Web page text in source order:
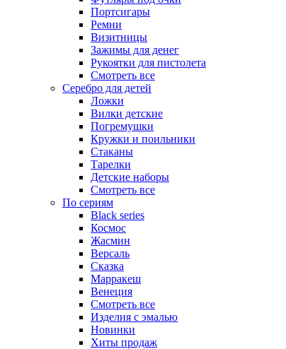
Портсигары
Ремни
Визитницы
Зажимы для денег
Рукоятки для пистолета
Смотреть все
Серебро для детей
Ложки
Вилки детские
Погремушки
Кружки и поильники
Стаканы
Тарелки
Детские наборы
Смотреть все
По сериям
Black series
Космос
Жасмин
Версаль
Сказка
Марракеш
Венеция
Смотреть все
Изделия с эмалью
Новинки
Хиты продаж